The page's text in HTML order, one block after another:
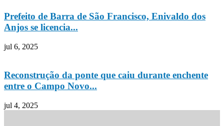
Prefeito de Barra de São Francisco, Enivaldo dos
Anjos se licencia...
jul 6, 2025
Reconstrução da ponte que caiu durante enchente
entre o Campo Novo...
jul 4, 2025